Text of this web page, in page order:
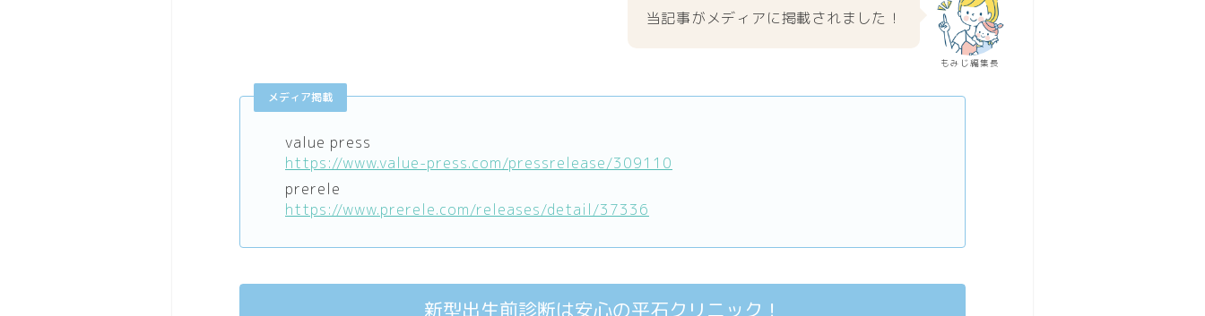
もみじ編集長
当記事がメディアに掲載されました！
メディア掲載
value press
https://www.value-press.com/pressrelease/309110
prerele
https://www.prerele.com/releases/detail/37336
新型出生前診断は安心の平石クリニック！